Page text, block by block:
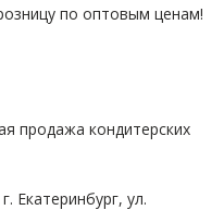
по оптовым ценам!
продажа кондитерских
Екатеринбург, ул.